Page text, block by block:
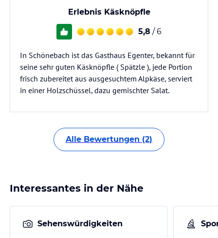
Erlebnis Käsknöpfle
5,8 / 6
In Schönebach ist das Gasthaus Egenter, bekannt für
seine sehr guten Käsknöpfle ( Spätzle ), jede Portion
frisch zubereitet aus ausgesuchtem Alpkäse, serviert
in einer Holzschüssel, dazu gemischter Salat.
Alle Bewertungen (2)
Interessantes in der Nähe
Sehenswürdigkeiten